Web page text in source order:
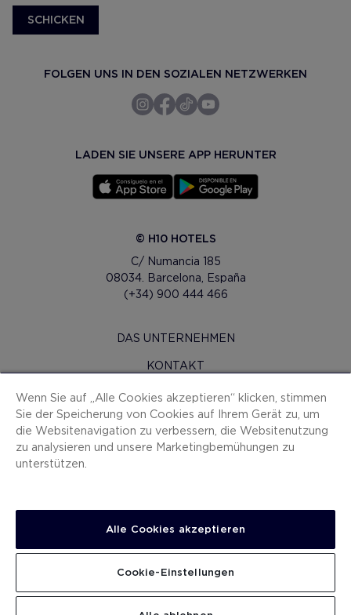
SCHICKEN
FOLGEN UNS IN DEN SOZIALEN NETZWERKEN
LADEN SIE UNSERE APP HERUNTER
© H10 HOTELS
C/ Numancia 185
08034. Barcelona, España
(+34) 900 444 466
DAS UNTERNEHMEN
KONTAKT
H10 PRO
PRESSERAUM
SITEMAP
DATENSCHUTZ-BESTIMMUNGEN
IMPRESSUM
ARBEITEN SIE MIT UNS
Wenn Sie auf „Alle Cookies akzeptieren“ klicken, stimmen
Sie der Speicherung von Cookies auf Ihrem Gerät zu, um
die Websitenavigation zu verbessern, die Websitenutzung
zu analysieren und unsere Marketingbemühungen zu
unterstützen.
Alle Cookies akzeptieren
Cookie-Einstellungen